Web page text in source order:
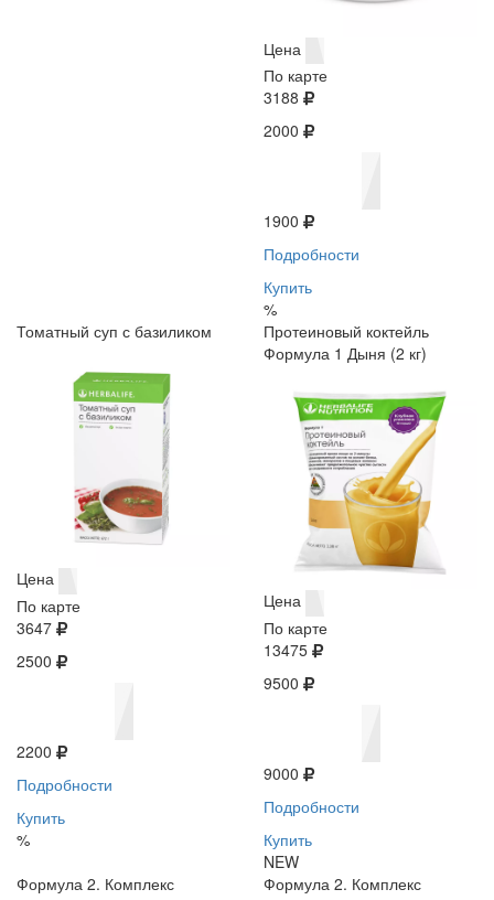
Цена
По карте
3188
2000
1900
Подробности
Купить
%
Томатный суп с базиликом
Цена
По карте
3647
2500
2200
Подробности
Купить
%
Протеиновый коктейль
Формула 1 Дыня (2 кг)
Цена
По карте
13475
9500
9000
Подробности
Купить
NEW
Формула 2. Комплекс
Формула 2. Комплекс